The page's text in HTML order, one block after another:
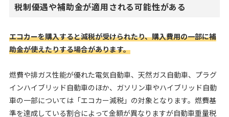
税制優遇や補助金が適用される可能性がある
エコカーを購入すると減税が受けられたり、購入費用の一部に補
助金が使えたりする場合があります。
燃費や排ガス性能が優れた電気自動車、天然ガス自動車、プラグ
インハイブリッド自動車のほか、ガソリン車やハイブリッド自動
車の一部については「エコカー減税」の対象となります。燃費基
準を達成している割合によって金額が異なりますが自動車重量税